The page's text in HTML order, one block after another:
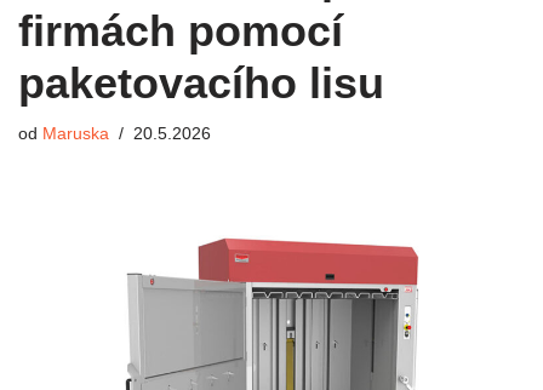
firmách pomocí
paketovacího lisu
od Maruska 20.5.2026